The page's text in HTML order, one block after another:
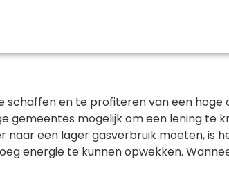
en te profiteren van een
gemeentes mogelijk om een lening te
een lager gasverbruik moeten, is
energie te kunnen opwekken.